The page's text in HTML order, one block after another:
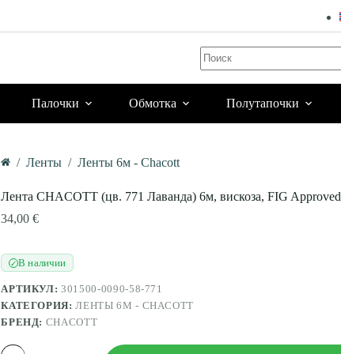
Ничего
не
найдено
Палочки Обмотка Полутапочки
/ Ленты / Ленты 6м - Chacott
Лента CHACOTT (цв. 771 Лаванда) 6м, вискоза, FIG Approved
34,00€
✓В наличии
АРТИКУЛ:301500-0090-58-771
КАТЕГОРИЯ:ЛЕНТЫ 6М - CHACOTT
БРЕНД: CHACOTT
Количество